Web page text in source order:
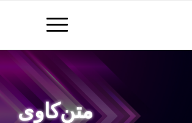
متن‌کاوی